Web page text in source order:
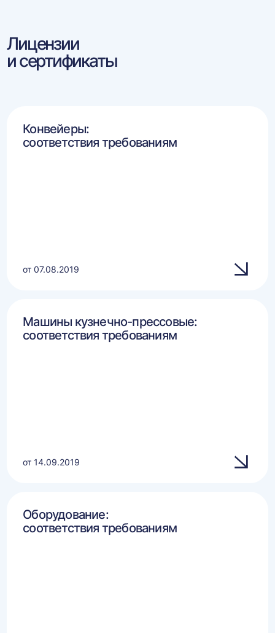
Лицензии
и сертификаты
Конвейеры:
соответствия требованиям
от 07.08.2019
Машины кузнечно-прессовые:
соответствия требованиям
от 14.09.2019
Оборудование:
соответствия требованиям